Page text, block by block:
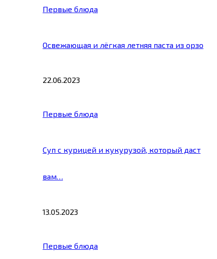
Первые блюда
Освежающая и лёгкая летняя паста из орзо
22.06.2023
Первые блюда
Суп с курицей и кукурузой, который даст
вам…
13.05.2023
Первые блюда